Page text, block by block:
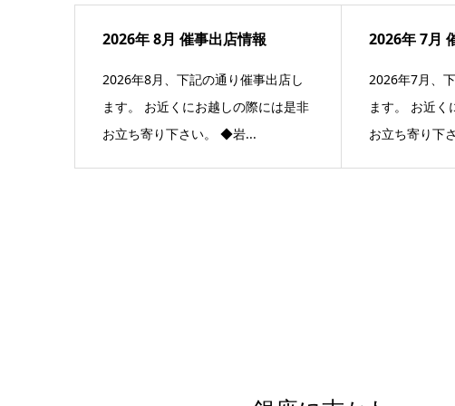
2026年 8月 催事出店情報
2026年8月、下記の通り催事出店し
ます。 お近くにお越しの際には是非
お立ち寄り下さい。 ◆岩...
2026年 7月
2026年7月、
ます。 お近く
お立ち寄り下